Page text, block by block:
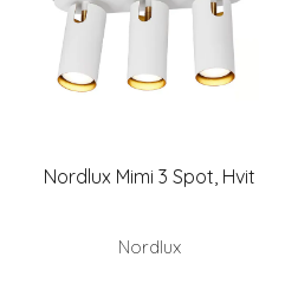
Nordlux Mimi 3 Spot, Hvit
Nordlux